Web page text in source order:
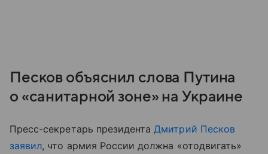
Песков объяснил слова Путина
о «санитарной зоне» на Украине
Пресс-секретарь президента Дмитрий Песков
заявил, что армия России должна «отодвигать»